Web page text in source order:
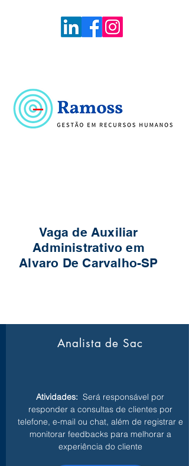
Vaga de Auxiliar
Administrativo em
Alvaro De Carvalho-SP
Analista de Sac
Atividades: Será responsável por
responder a consultas de clientes por
telefone, e-mail ou chat, além de registrar e
monitorar feedbacks para melhorar a
experiência do cliente